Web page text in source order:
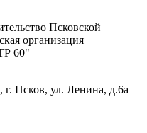
Псковской
организация
60"
г. Псков, ул. Ленина, д.6а